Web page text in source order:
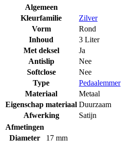
Algemeen
Kleurfamilie
Zilver
Vorm
Rond
Inhoud
3 Liter
Met deksel
Ja
Antislip
Nee
Softclose
Nee
Type
Pedaalemmer
Materiaal
Metaal
Eigenschap materiaal Duurzaam
Afwerking
Satijn
Afmetingen
Diameter
17 mm